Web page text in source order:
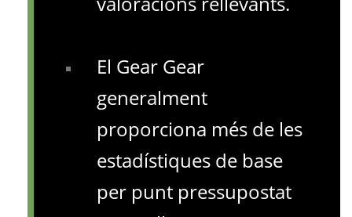
El Gear Gear
generalment
proporciona més de les
estadístiques de base
per punt pressupostat